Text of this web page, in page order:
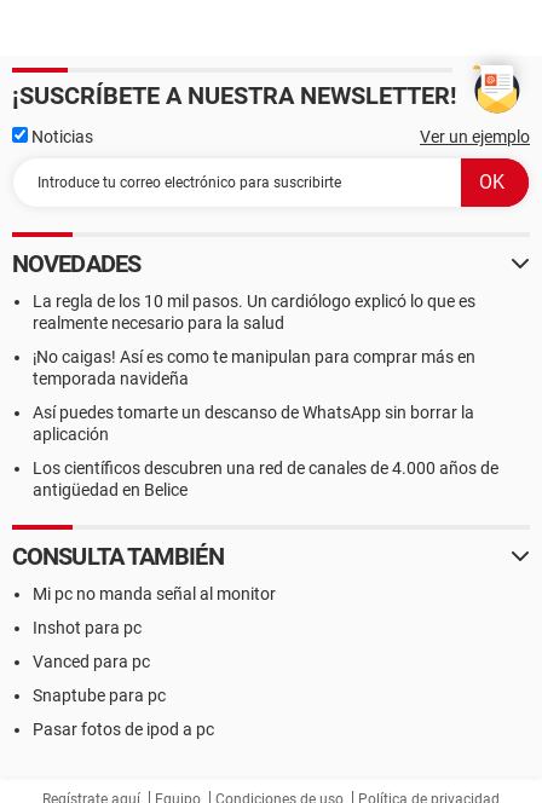
¡SUSCRÍBETE A NUESTRA NEWSLETTER!
Noticias Ver un ejemplo
NOVEDADES
La regla de los 10 mil pasos. Un cardiólogo explicó lo que es
realmente necesario para la salud
¡No caigas! Así es como te manipulan para comprar más en
temporada navideña
Así puedes tomarte un descanso de WhatsApp sin borrar la
aplicación
Los científicos descubren una red de canales de 4.000 años de
antigüedad en Belice
CONSULTA TAMBIÉN
Mi pc no manda señal al monitor
Inshot para pc
Vanced para pc
Snaptube para pc
Pasar fotos de ipod a pc
Regístrate aquí Equipo Condiciones de uso Política de privacidad